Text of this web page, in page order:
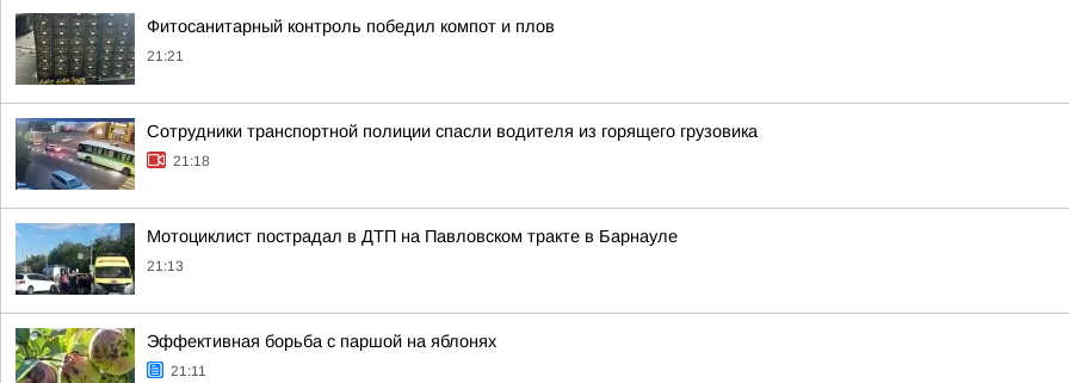
Фитосанитарный контроль победил компот и плов
21:21
Сотрудники транспортной полиции спасли водителя из горящего грузовика
21:18
Мотоциклист пострадал в ДТП на Павловском тракте в Барнауле
21:13
Эффективная борьба с паршой на яблонях
21:11